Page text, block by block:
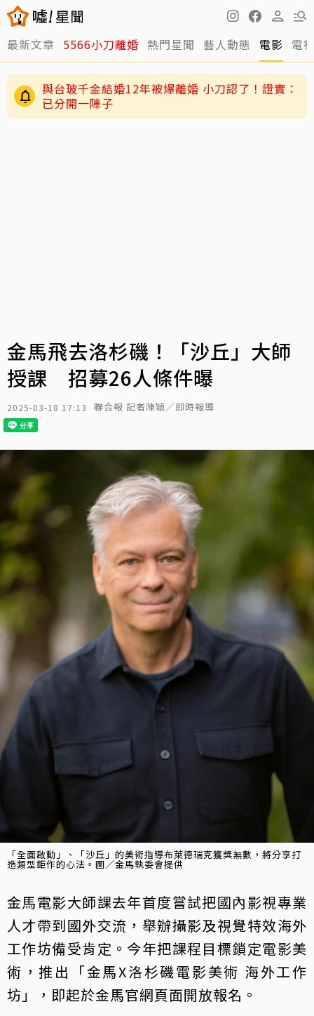
最新文章 5566小刀離婚 熱門星聞 藝人動態 電影 電
與台玻千金結婚12年被爆離婚 小刀認了！證實：
已分開一陣子
金馬飛去洛杉磯！「沙丘」大師
授課 招募26人條件曝
2025-03-18 17:13 聯合報 記者陳穎／即時報導
「全面啟動」、「沙丘」的美術指導布萊德瑞克獲獎無數，將分享打
造類型鉅作的心法。圖／金馬執委會提供
金馬電影大師課去年首度嘗試把國內影視專業
人才帶到國外交流，舉辦攝影及視覺特效海外
工作坊備受肯定。今年把課程目標鎖定電影美
術，推出「金馬X洛杉磯電影美術 海外工作
坊」，即起於金馬官網頁面開放報名。